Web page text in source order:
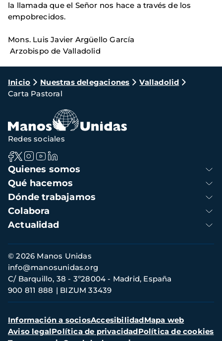
la llamada que el Señor nos hace a través de los
empobrecidos.
Mons. Luis Javier Argüello García
Arzobispo de Valladolid
Ruta
de
navegación
Inicio Nuestras delegaciones
Valladolid
Carta Pastoral
Navegación
principal
Quienes somos
Qué hacemos
Dónde trabajamos
Colabora
Actualidad
Redes sociales
Información
de
contacto
© 2026 Manos Unidas
C/ Barquillo, 38 - 3º28004 - Madrid, España
900 811 888
BIZUM 33439
info@manosunidas.org
Menú
secundario
Información a sociosAccesibilidadMapa web
Aviso legalPolítica de privacidadPolítica de cookies